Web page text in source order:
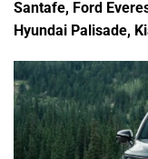
Santafe, Ford
Hyundai Palisade,